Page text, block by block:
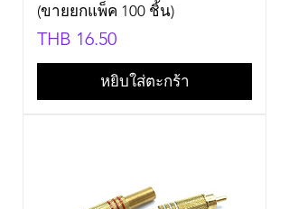
(ขายยกแพ็ค 100 ชิ้น)
Price
THB 16.50
หยิบใส่ตะกร้า